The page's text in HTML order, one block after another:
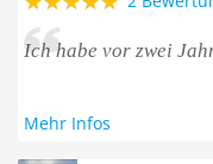
Ich habe vor zwei
Mehr Infos